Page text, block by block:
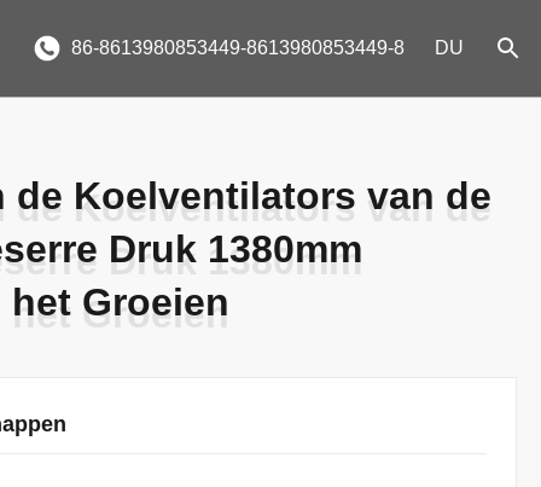
86-8613980853449-8613980853449-8 DU
de Koelventilators van de
Druk 1380mm
Groeien
de Koelventilators van de
Druk 1380mm
Groeien